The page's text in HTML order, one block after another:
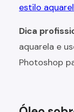
estilo
Dica
aquarela e
Photoshop